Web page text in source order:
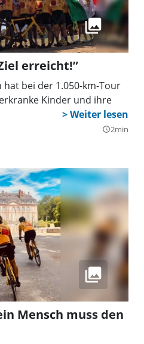
erreicht!”
hat bei der 1.050-km-Tour
Kinder und ihre
query_builder2min
Mensch muss den